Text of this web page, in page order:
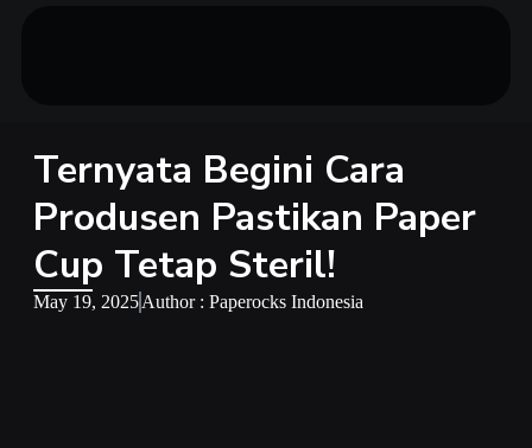
Ternyata Begini Cara
Produsen Pastikan Paper
Cup Tetap Steril!
May 19, 2025Author : Paperocks Indonesia